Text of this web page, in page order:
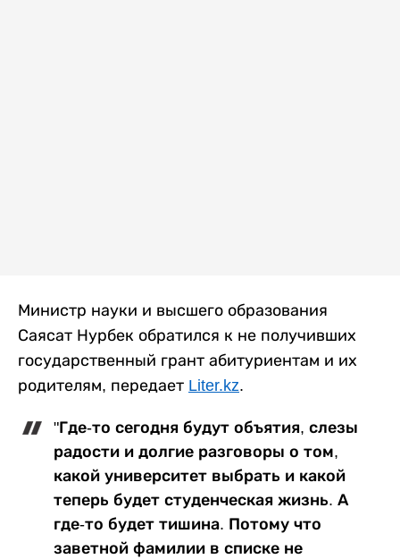
Министр науки и высшего образования
Саясат Нурбек обратился к не получивших
государственный грант абитуриентам и их
родителям, передает Liter.kz.
"Где-то сегодня будут объятия, слезы
радости и долгие разговоры о том,
какой университет выбрать и какой
теперь будет студенческая жизнь. А
где-то будет тишина. Потому что
заветной фамилии в списке не